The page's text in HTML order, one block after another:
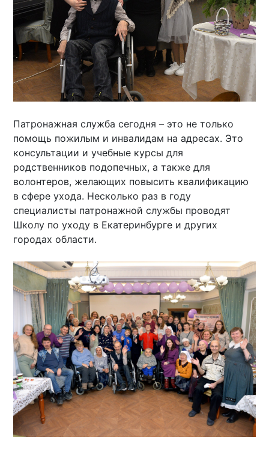
Патронажная служба сегодня – это не только
помощь пожилым и инвалидам на адресах. Это
консультации и учебные курсы для
родственников подопечных, а также для
волонтеров, желающих повысить квалификацию
в сфере ухода. Несколько раз в году
специалисты патронажной службы проводят
Школу по уходу в Екатеринбурге и других
городах области.